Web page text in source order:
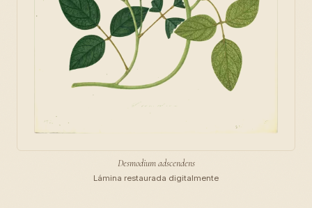
Desmodium adscendens
Lámina restaurada digitalmente